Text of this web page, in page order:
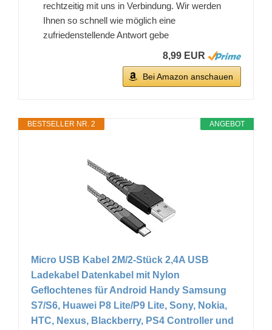
rechtzeitig mit uns in Verbindung. Wir werden
Ihnen so schnell wie möglich eine
zufriedenstellende Antwort gebe
8,99 EUR
Bei Amazon anschauen
ANGEBOT
BESTSELLER NR. 2
Micro USB Kabel 2M/2-Stück 2,4A USB
Ladekabel Datenkabel mit Nylon
Geflochtenes für Android Handy Samsung
S7/S6, Huawei P8 Lite/P9 Lite, Sony, Nokia,
HTC, Nexus, Blackberry, PS4 Controller und